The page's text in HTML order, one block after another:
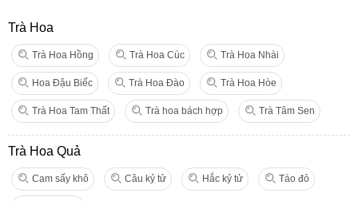
Trà Hoa
Trà Hoa Hồng Trà Hoa Cúc Trà Hoa Nhài
Hoa Đậu Biếc Trà Hoa Đào Trà Hoa Hòe
Trà Hoa Tam Thất Trà hoa bách hợp Trà Tâm Sen
Trà Hoa Quả
Cam sấy khô Câu kỷ tử Hắc kỷ tử Táo đỏ